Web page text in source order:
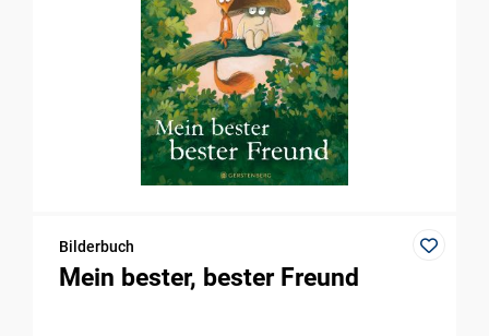
Bilderbuch
Mein bester, bester Freund